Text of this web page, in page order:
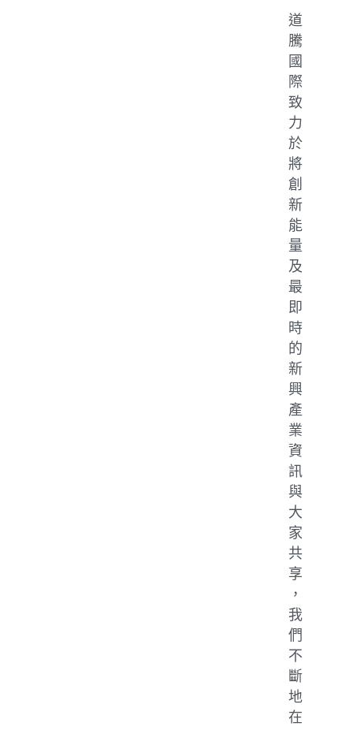
道
騰
國
際
致
力
於
將
創
新
能
量
及
最
即
時
的
新
興
產
業
資
訊
與
大
家
共
享
，
我
們
不
斷
地
在